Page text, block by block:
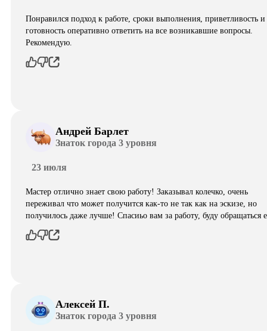
Понравился подход к работе, сроки выполнения, приветливость и
готовность оперативно ответить на все возникавшие вопросы.
Рекомендую.
Андрей Барлет
Знаток города 3 уровня
23 июля
Мастер отлично знает свою работу! Заказывал колечко, очень
переживал что может получится как-то не так как на эскизе, но
получилось даже лучше! Спасиьо вам за работу, буду обращаться
Алексей П.
Знаток города 3 уровня